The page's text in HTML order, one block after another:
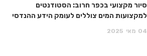
סיור מקצועי בכפר חרוב: הסטודנטים
למקצועות המים צוללים לעומק הידע ההנדסי
04 מאי 2025